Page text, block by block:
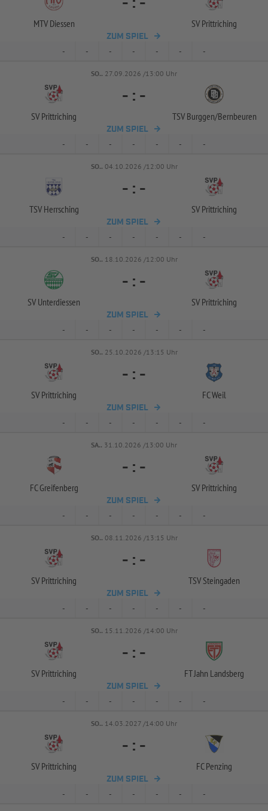
MTV Diessen SV Prittriching
ZUM SPIEL
- - - - - - -
SO.. 27.09.2026 /13:00 Uhr
SV Prittriching
- : -
TSV Burggen/Bernbeuren
ZUM SPIEL
- - - - - - -
SO.. 04.10.2026 /12:00 Uhr
TSV Herrsching
- : -
SV Prittriching
ZUM SPIEL
- - - - - - -
SO.. 18.10.2026 /12:00 Uhr
SV Unterdiessen
- : -
SV Prittriching
ZUM SPIEL
- - - - - - -
SO.. 25.10.2026 /13:15 Uhr
SV Prittriching
- : -
FC Weil
ZUM SPIEL
- - - - - - -
SA.. 31.10.2026 /13:00 Uhr
FC Greifenberg
- : -
SV Prittriching
ZUM SPIEL
- - - - - - -
SO.. 08.11.2026 /13:15 Uhr
SV Prittriching
- : -
TSV Steingaden
ZUM SPIEL
- - - - - - -
SO.. 15.11.2026 /14:00 Uhr
SV Prittriching
- : -
FT Jahn Landsberg
ZUM SPIEL
- - - - - - -
SO.. 14.03.2027 /14:00 Uhr
SV Prittriching
- : -
FC Penzing
ZUM SPIEL
- - - - - - -